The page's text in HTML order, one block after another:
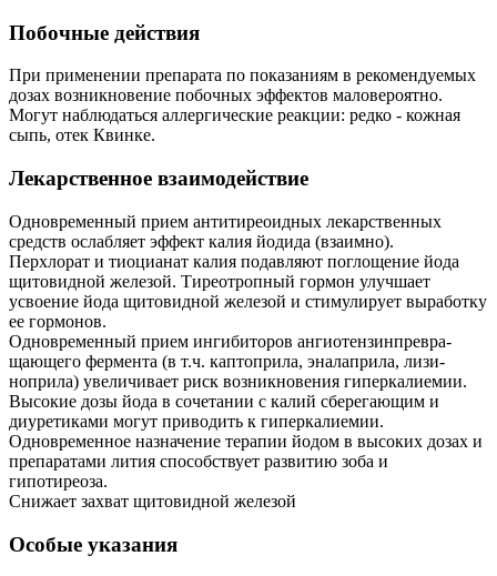
Побочные действия
При применении препарата по показаниям в рекомендуемых
дозах возникновение побочных эффектов маловероятно.
Могут наблюдаться аллергические реакции: редко - кожная
сыпь, отек Квинке.
Лекарственное взаимодействие
Одновременный прием антитиреоидных лекарственных
средств ослабляет эффект калия йодида (взаимно).
Перхлорат и тиоцианат калия подавляют поглощение йода
щитовидной железой. Тиреотропный гормон улучшает
усвоение йода щитовидной железой и стимулирует выработку
ее гормонов.
Одновременный прием ингибиторов ангиотензинпревра-
щающего фермента (в т.ч. каптоприла, эналаприла, лизи-
ноприла) увеличивает риск возникновения гиперкалиемии.
Высокие дозы йода в сочетании с калий сберегающим и
диуретиками могут приводить к гиперкалиемии.
Одновременное назначение терапии йодом в высоких дозах и
препаратами лития способствует развитию зоба и
гипотиреоза.
Снижает захват щитовидной железой
Особые указания